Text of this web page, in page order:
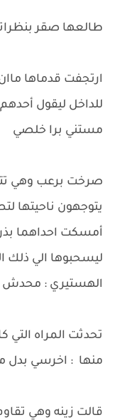
طالعها صقر
ارتجفت قدماها
للداخل ليقول
مستني برا خلصي
صرخت برعب وهي
يتوجهون ناحيتها
أمسكت احداهما
ليسحبوها الي
الهستيري : محدش
تحدثت المراه التي
منها : اخرسي بدل
قالت زينه وهي